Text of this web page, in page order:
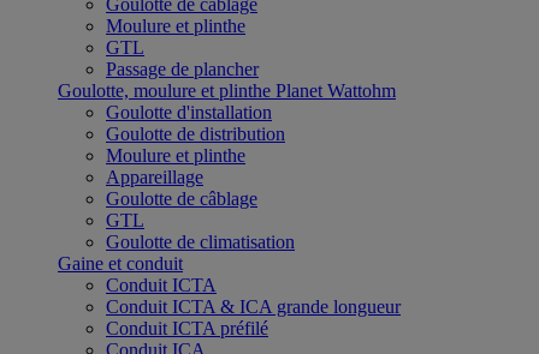
Goulotte de câblage
Moulure et plinthe
GTL
Passage de plancher
Goulotte, moulure et plinthe Planet Wattohm
Goulotte d'installation
Goulotte de distribution
Moulure et plinthe
Appareillage
Goulotte de câblage
GTL
Goulotte de climatisation
Gaine et conduit
Conduit ICTA
Conduit ICTA & ICA grande longueur
Conduit ICTA préfilé
Conduit ICA